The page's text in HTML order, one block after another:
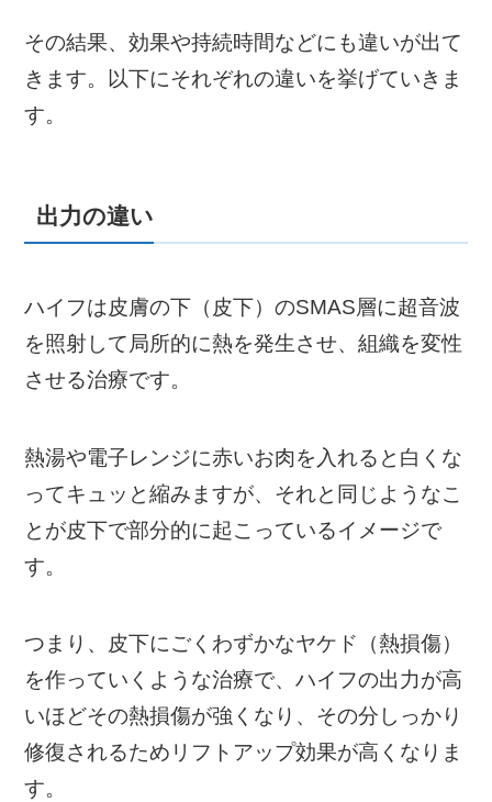
その結果、効果や持続時間などにも違いが出て
きます。以下にそれぞれの違いを挙げていきま
す。
出力の違い
ハイフは皮膚の下（皮下）のSMAS層に超音波
を照射して局所的に熱を発生させ、組織を変性
させる治療です。
熱湯や電子レンジに赤いお肉を入れると白くな
ってキュッと縮みますが、それと同じようなこ
とが皮下で部分的に起こっているイメージで
す。
つまり、皮下にごくわずかなヤケド（熱損傷）
を作っていくような治療で、ハイフの出力が高
いほどその熱損傷が強くなり、その分しっかり
修復されるためリフトアップ効果が高くなりま
す。